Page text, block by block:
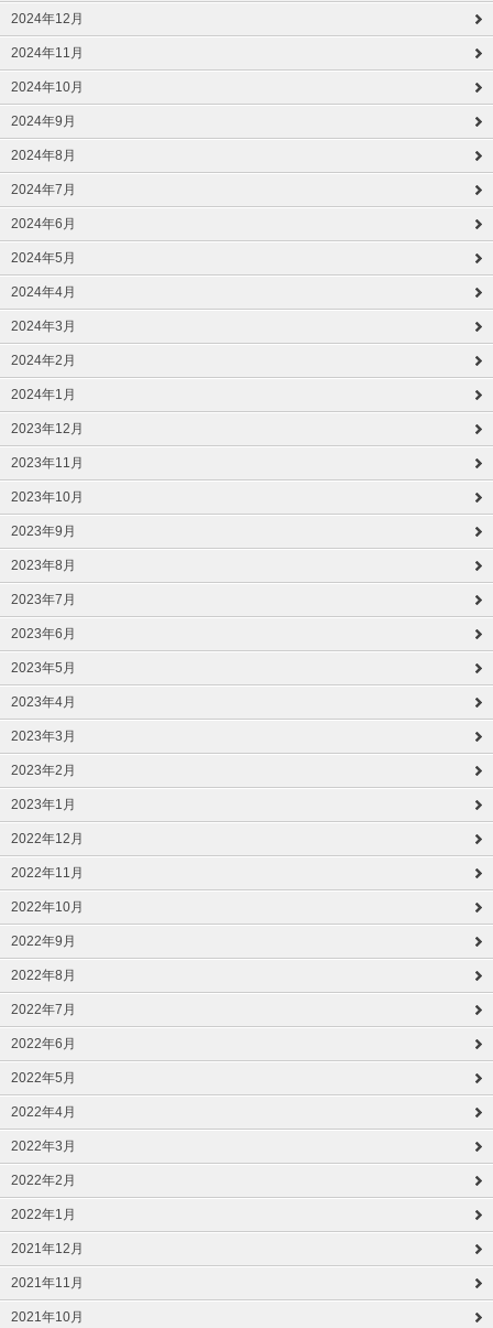
2024年12月
2024年11月
2024年10月
2024年9月
2024年8月
2024年7月
2024年6月
2024年5月
2024年4月
2024年3月
2024年2月
2024年1月
2023年12月
2023年11月
2023年10月
2023年9月
2023年8月
2023年7月
2023年6月
2023年5月
2023年4月
2023年3月
2023年2月
2023年1月
2022年12月
2022年11月
2022年10月
2022年9月
2022年8月
2022年7月
2022年6月
2022年5月
2022年4月
2022年3月
2022年2月
2022年1月
2021年12月
2021年11月
2021年10月